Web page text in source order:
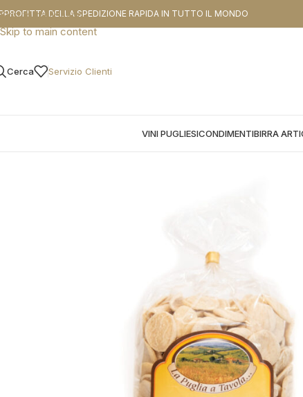
Skip to navigation
Skip to main content
DELLA SPEDIZIONE RAPIDA IN TUTTO IL MONDO
Cerca Servizio Clienti
VINI PUGLIESICONDIMENTIBIRRA